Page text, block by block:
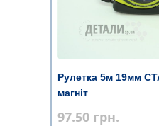
Рулетка 5м 19мм
магніт
97.50 грн.